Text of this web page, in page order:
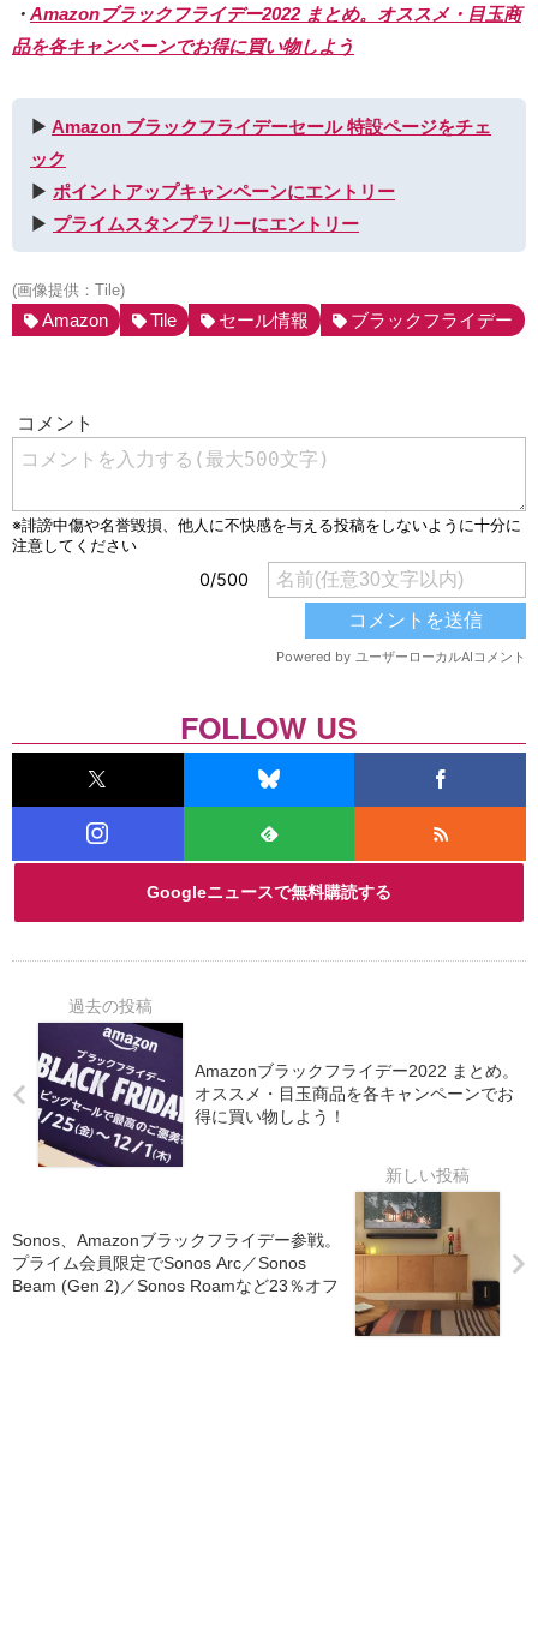
・ Amazonブラックフライデー2022 まとめ。オススメ・目玉商
品を各キャンペーンでお得に買い物しよう
▶︎ Amazon ブラックフライデーセール 特設ページをチェ
ック
▶︎ ポイントアップキャンペーンにエントリー
▶︎ プライムスタンプラリーにエントリー
(画像提供：Tile)
Amazon Tile セール情報 ブラックフライデー
Googleニュースで無料購読する
FOLLOW US
Amazonブラックフライデー2022 まとめ。
オススメ・目玉商品を各キャンペーンでお
得に買い物しよう！
Sonos、Amazonブラックフライデー参戦。
プライム会員限定でSonos Arc／Sonos
Beam (Gen 2)／Sonos Roamなど23％オフ